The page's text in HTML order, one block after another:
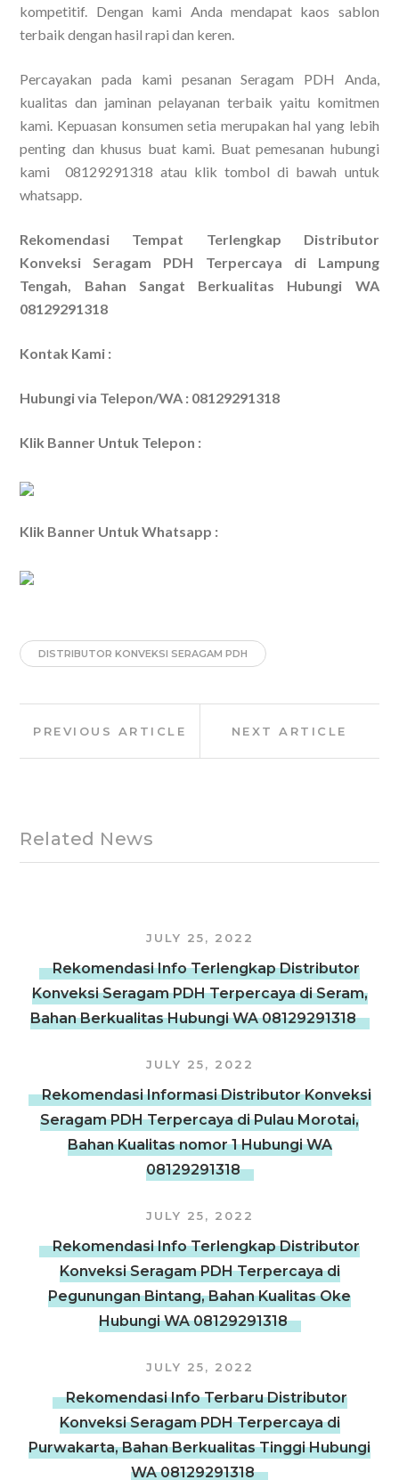
kompetitif. Dengan kami Anda mendapat kaos sablon
terbaik dengan hasil rapi dan keren.
Percayakan pada kami pesanan Seragam PDH Anda,
kualitas dan jaminan pelayanan terbaik yaitu komitmen
kami. Kepuasan konsumen setia merupakan hal yang lebih
penting dan khusus buat kami. Buat pemesanan hubungi
kami 08129291318 atau klik tombol di bawah untuk
whatsapp.
Rekomendasi Tempat Terlengkap Distributor
Konveksi Seragam PDH Terpercaya di Lampung
Tengah, Bahan Sangat Berkualitas Hubungi WA
08129291318
Kontak Kami :
Hubungi via Telepon/WA : 08129291318
Klik Banner Untuk Telepon :
Klik Banner Untuk Whatsapp :
DISTRIBUTOR KONVEKSI SERAGAM PDH
navigation
PREVIOUS ARTICLE NEXT ARTICLE
Related News
JULY 25, 2022
Rekomendasi Info Terlengkap Distributor
Konveksi Seragam PDH Terpercaya di Seram,
Bahan Berkualitas Hubungi WA 08129291318
JULY 25, 2022
Rekomendasi Informasi Distributor Konveksi
Seragam PDH Terpercaya di Pulau Morotai,
Bahan Kualitas nomor 1 Hubungi WA
08129291318
JULY 25, 2022
Rekomendasi Info Terlengkap Distributor
Konveksi Seragam PDH Terpercaya di
Pegunungan Bintang, Bahan Kualitas Oke
Hubungi WA 08129291318
JULY 25, 2022
Rekomendasi Info Terbaru Distributor
Konveksi Seragam PDH Terpercaya di
Purwakarta, Bahan Berkualitas Tinggi Hubungi
WA 08129291318